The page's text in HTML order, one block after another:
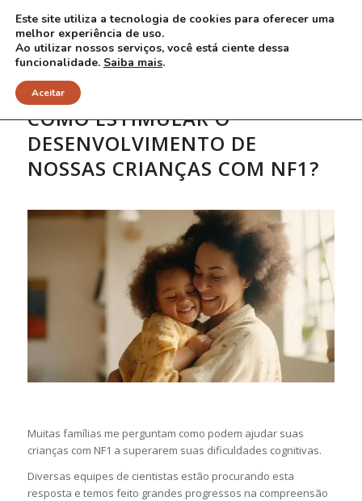
COMO ESTIMULAR O
DESENVOLVIMENTO DE
NOSSAS CRIANÇAS COM NF1?
Muitas famílias me perguntam como podem ajudar suas
crianças com NF1 a superarem suas dificuldades cognitivas.
Diversas equipes de cientistas estão procurando esta
resposta e temos feito grandes progressos na compreensão
Este site utiliza a tecnologia de cookies para oferecer uma
melhor experiência de uso.
Ao utilizar nossos serviços, você está ciente dessa
funcionalidade. Saiba mais.
Aceitar